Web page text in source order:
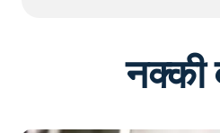
नक्की